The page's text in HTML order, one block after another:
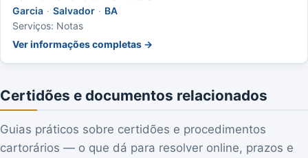
Garcia · Salvador · BA
Serviços: Notas
Ver informações completas →
Certidões e documentos relacionados
Guias práticos sobre certidões e procedimentos
cartorários — o que dá para resolver online, prazos e